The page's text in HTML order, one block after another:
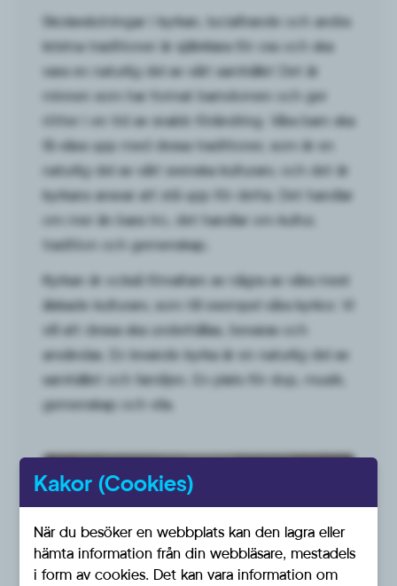
Skolavslutningar i kyrkan, luciafirande och andra
kristna traditioner är självklara för oss och ska
vara en naturlig del av vårt samhälle! Det är
minnen som har format barndomen och ger
rötter i en tid av snabb förändring. Våra barn ska
få växa upp med dessa traditioner, som är en
naturlig del av vårt svenska kulturarv, och det är
kyrkans ansvar att stå upp för detta. Det handlar
om mer än bara tro, det handlar om kultur,
tradition och gemenskap.
Kyrkan är också förvaltare av några av våra mest
älskade kulturarv, som till exempel våra kyrkor. Vi
vill att dessa ska underhållas, bevaras och
användas. En levande kyrka är en naturlig del av
samhället och familjen. En plats för dop, musik,
gemenskap och vila.
Kakor (Cookies)
När du besöker en webbplats kan den lagra eller
hämta information från din webbläsare, mestadels
i form av cookies. Det kan vara information om